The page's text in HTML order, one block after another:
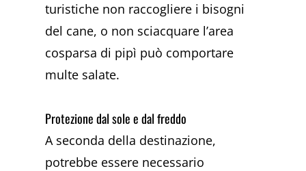
turistiche non raccogliere i bisogni
del cane, o non sciacquare l’area
cosparsa di pipì può comportare
multe salate.
Protezione dal sole e dal freddo
A seconda della destinazione,
potrebbe essere necessario